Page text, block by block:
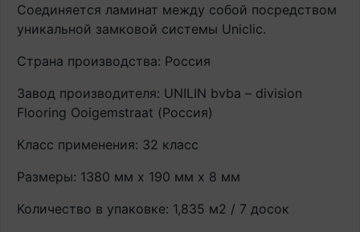
Соединяется ламинат между собой посредством
уникальной замковой системы Uniclic.
Страна производства: Россия
Завод производителя: UNILIN bvba – division
Flooring Ooigemstraat (Россия)
Класс применения: 32 класс
Размеры: 1380 мм х 190 мм х 8 мм
Количество в упаковке: 1,835 м2 / 7 досок